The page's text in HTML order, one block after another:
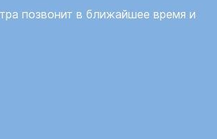
позвонит в ближайшее время и